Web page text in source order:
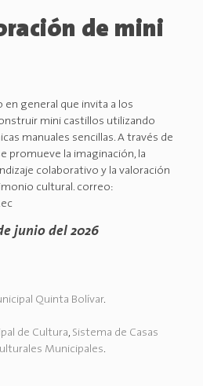
de mini
en general que invita a los
mini castillos utilizando
manuales sencillas. A través de
promueve la imaginación, la
colaborativo y la valoración
cultural. correo:
junio del 2026
Quinta Bolívar.
de Cultura, Sistema de Casas
Municipales.